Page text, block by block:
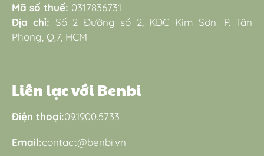
Mã số thuế: 0317836731
Địa chỉ: Số 2 Đường số 2, KDC Kim Sơn. P. Tân
Phong, Q.7, HCM
Liên lạc với Benbi
Điện thoại:09.1900.5733
Email:contact@benbi.vn